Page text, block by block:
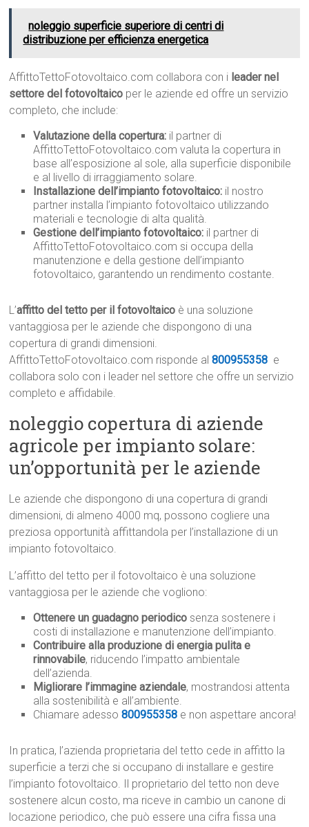
noleggio superficie superiore di centri di
distribuzione per efficienza energetica
AffittoTettoFotovoltaico.com collabora con i leader nel
settore del fotovoltaico per le aziende ed offre un servizio
completo, che include:
Valutazione della copertura: il partner di
AffittoTettoFotovoltaico.com valuta la copertura in
base all’esposizione al sole, alla superficie disponibile
e al livello di irraggiamento solare.
Installazione dell’impianto fotovoltaico: il nostro
partner installa l’impianto fotovoltaico utilizzando
materiali e tecnologie di alta qualità.
Gestione dell’impianto fotovoltaico: il partner di
AffittoTettoFotovoltaico.com si occupa della
manutenzione e della gestione dell’impianto
fotovoltaico, garantendo un rendimento costante.
L’affitto del tetto per il fotovoltaico è una soluzione
vantaggiosa per le aziende che dispongono di una
copertura di grandi dimensioni.
AffittoTettoFotovoltaico.com risponde al800955358 e
collabora solo con i leader nel settore che offre un servizio
completo e affidabile.
noleggio copertura di aziende
agricole per impianto solare:
un’opportunità per le aziende
Le aziende che dispongono di una copertura di grandi
dimensioni, di almeno 4000 mq, possono cogliere una
preziosa opportunità affittandola per l’installazione di un
impianto fotovoltaico.
L’affitto del tetto per il fotovoltaico è una soluzione
vantaggiosa per le aziende che vogliono:
Ottenere un guadagno periodico senza sostenere i
costi di installazione e manutenzione dell’impianto.
Contribuire alla produzione di energia pulita e
rinnovabile, riducendo l’impatto ambientale
dell’azienda.
Migliorare l’immagine aziendale, mostrandosi attenta
alla sostenibilità e all’ambiente.
Chiamare adesso800955358 e non aspettare ancora!
In pratica, l’azienda proprietaria del tetto cede in affitto la
superficie a terzi che si occupano di installare e gestire
l’impianto fotovoltaico. Il proprietario del tetto non deve
sostenere alcun costo, ma riceve in cambio un canone di
locazione periodico, che può essere una cifra fissa una